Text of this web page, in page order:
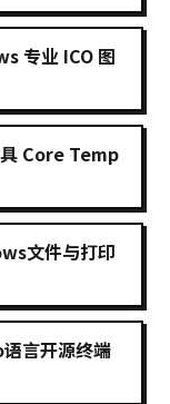
专业 ICO 图
Core Temp
文件与打印
言开源终端